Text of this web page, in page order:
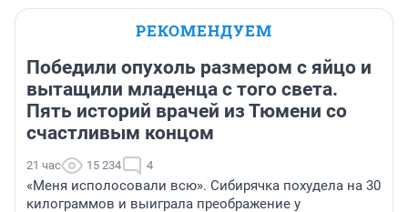
РЕКОМЕНДУЕМ
Победили опухоль размером с яйцо и
вытащили младенца с того света.
Пять историй врачей из Тюмени со
счастливым концом
21 час 15 234 4
«Меня исполосовали всю». Сибирячка похудела на 30
килограммов и выиграла преображение у